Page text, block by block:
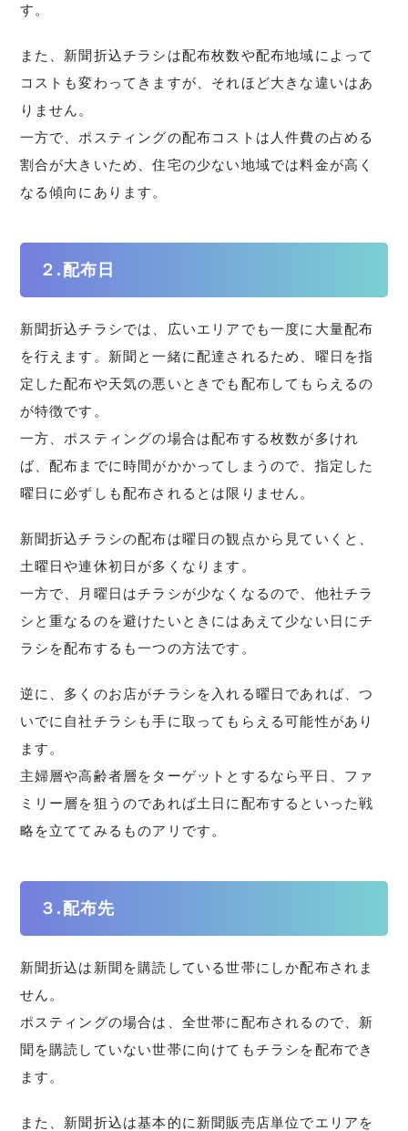
す。
また、新聞折込チラシは配布枚数や配布地域によって
コストも変わってきますが、それほど大きな違いはあ
りません。
一方で、ポスティングの配布コストは人件費の占める
割合が大きいため、住宅の少ない地域では料金が高く
なる傾向にあります。
２.配布日
新聞折込チラシでは、広いエリアでも一度に大量配布
を行えます。新聞と一緒に配達されるため、曜日を指
定した配布や天気の悪いときでも配布してもらえるの
が特徴です。
一方、ポスティングの場合は配布する枚数が多けれ
ば、配布までに時間がかかってしまうので、指定した
曜日に必ずしも配布されるとは限りません。
新聞折込チラシの配布は曜日の観点から見ていくと、
土曜日や連休初日が多くなります。
一方で、月曜日はチラシが少なくなるので、他社チラ
シと重なるのを避けたいときにはあえて少ない日にチ
ラシを配布するも一つの方法です。
逆に、多くのお店がチラシを入れる曜日であれば、つ
いでに自社チラシも手に取ってもらえる可能性があり
ます。
主婦層や高齢者層をターゲットとするなら平日、ファ
ミリー層を狙うのであれば土日に配布するといった戦
略を立ててみるものアリです。
３.配布先
新聞折込は新聞を購読している世帯にしか配布されま
せん。
ポスティングの場合は、全世帯に配布されるので、新
聞を購読していない世帯に向けてもチラシを配布でき
ます。
また、新聞折込は基本的に新聞販売店単位でエリアを